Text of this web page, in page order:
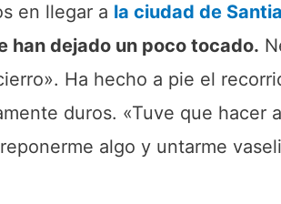
en llegar a la ciudad de
han dejado un poco tocado.
Ha hecho a pie el
duros. «Tuve que hacer
algo y untarme